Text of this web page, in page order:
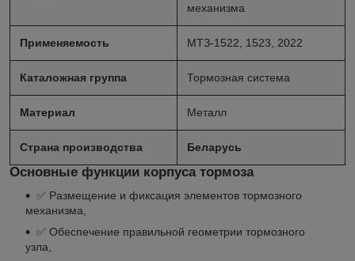
механизма
Применяемость МТЗ-1522, 1523, 2022
Каталожная группа Тормозная система
Материал Металл
Страна производства Беларусь
Основные функции корпуса тормоза
✅ Размещение и фиксация элементов тормозного
механизма,
✅ Обеспечение правильной геометрии тормозного
узла,